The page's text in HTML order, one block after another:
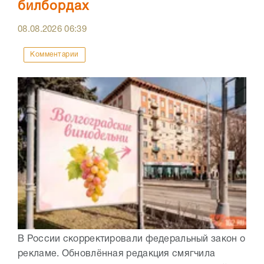
билбордах
08.08.202606:39
Комментарии
В России скорректировали федеральный закон о
рекламе. Обновлённая редакция смягчила